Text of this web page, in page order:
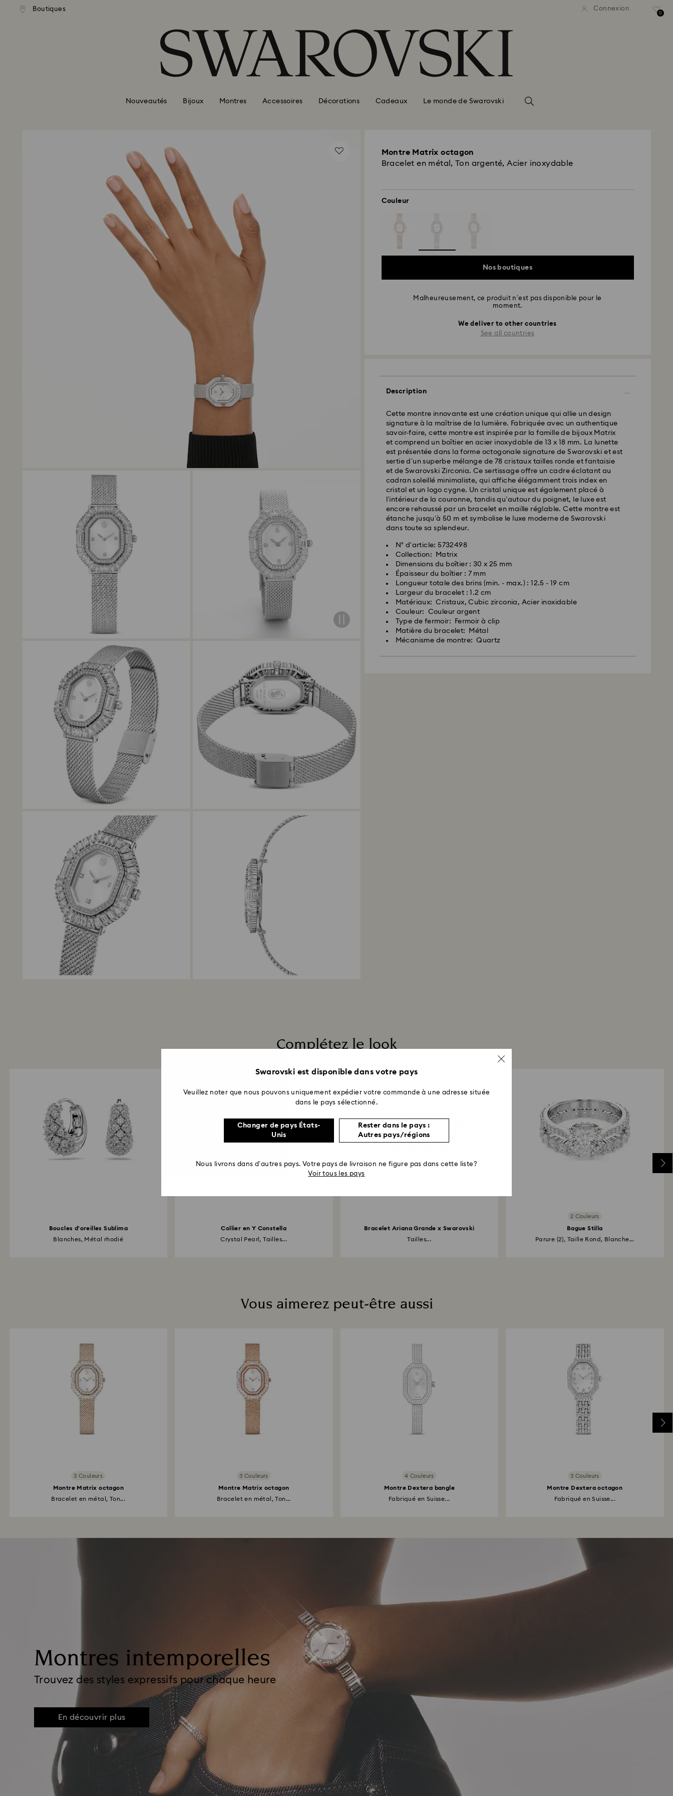
Accesskeys list
Boutiques Connexion
0
Nouveautés Bijoux Montres Accessoires Décorations Cadeaux Le monde de Swarovski
Montre Matrix octagon
Bracelet en métal, Ton argenté, Acier inoxydable
Couleur
Nos boutiques
Malheureusement, ce produit n’est pas disponible pour le
moment.
We deliver to other countries
See all countries
Description
Cette montre innovante est une création unique qui allie un design
signature à la maîtrise de la lumière. Fabriquée avec un authentique
savoir-faire, cette montre est inspirée par la famille de bijoux Matrix
et comprend un boîtier en acier inoxydable de 13 x 18 mm. La lunette
est présentée dans la forme octogonale signature de Swarovski et est
sertie d’un superbe mélange de 78 cristaux tailles ronde et fantaisie
et de Swarovski Zirconia. Ce sertissage offre un cadre éclatant au
cadran soleillé minimaliste, qui affiche élégamment trois index en
cristal et un logo cygne. Un cristal unique est également placé à
l’intérieur de la couronne, tandis qu’autour du poignet, le luxe est
encore rehaussé par un bracelet en maille réglable. Cette montre est
étanche jusqu’à 50 m et symbolise le luxe moderne de Swarovski
dans toute sa splendeur.
N° d'article: 5732498
Collection: Matrix
Dimensions du boîtier : 30 x 25 mm
Épaisseur du boîtier : 7 mm
Longueur totale des brins (min. - max.) : 12.5 - 19 cm
Largeur du bracelet : 1.2 cm
Matériaux: Cristaux, Cubic zirconia, Acier inoxidable
Couleur: Couleur argent
Type de fermoir: Fermoir à clip
Matière du bracelet: Métal
Mécanisme de montre: Quartz
Complétez le look
Boucles d'oreilles Sublima
Blanches, Métal rhodié
Collier en Y Constella
Crystal Pearl, Tailles...
Bracelet Ariana Grande x Swarovski
Tailles...
2 Couleurs
Bague Stilla
Parure (2), Taille Rond, Blanche...
Vous aimerez peut-être aussi
3 Couleurs
Montre Matrix octagon
Bracelet en métal, Ton...
3 Couleurs
Montre Matrix octagon
Bracelet en métal, Ton...
4 Couleurs
Montre Dextera bangle
Fabriqué en Suisse...
3 Couleurs
Montre Dextera octagon
Fabriqué en Suisse...
Montres intemporelles
Trouvez des styles expressifs pour chaque heure
En découvrir plus
Swarovski est disponible dans votre pays
Veuillez noter que nous pouvons uniquement expédier votre commande à une adresse située
dans le pays sélectionné.
Changer de pays États-
Unis
Rester dans le pays :
Autres pays/régions
Nous livrons dans d’autres pays. Votre pays de livraison ne figure pas dans cette liste?
Voir tous les pays